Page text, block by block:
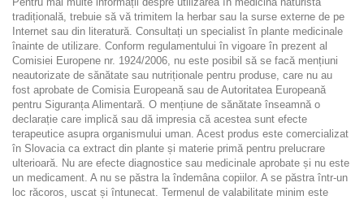
tradițională, trebuie să vă trimitem la herbar sau la surse externe de pe
Internet sau din literatură. Consultați un specialist în plante medicinale
înainte de utilizare. Conform regulamentului în vigoare în prezent al
Comisiei Europene nr. 1924/2006, nu este posibil să se facă mențiuni
neautorizate de sănătate sau nutriționale pentru produse, care nu au
fost aprobate de Comisia Europeană sau de Autoritatea Europeană
pentru Siguranța Alimentară. O mențiune de sănătate înseamnă o
declarație care implică sau dă impresia că acestea sunt efecte
terapeutice asupra organismului uman. Acest produs este comercializat
în Slovacia ca extract din plante și materie primă pentru prelucrare
ulterioară. Nu are efecte diagnostice sau medicinale aprobate și nu este
un medicament. A nu se păstra la îndemâna copiilor. A se păstra într-un
loc răcoros, uscat și întunecat. Termenul de valabilitate minim este